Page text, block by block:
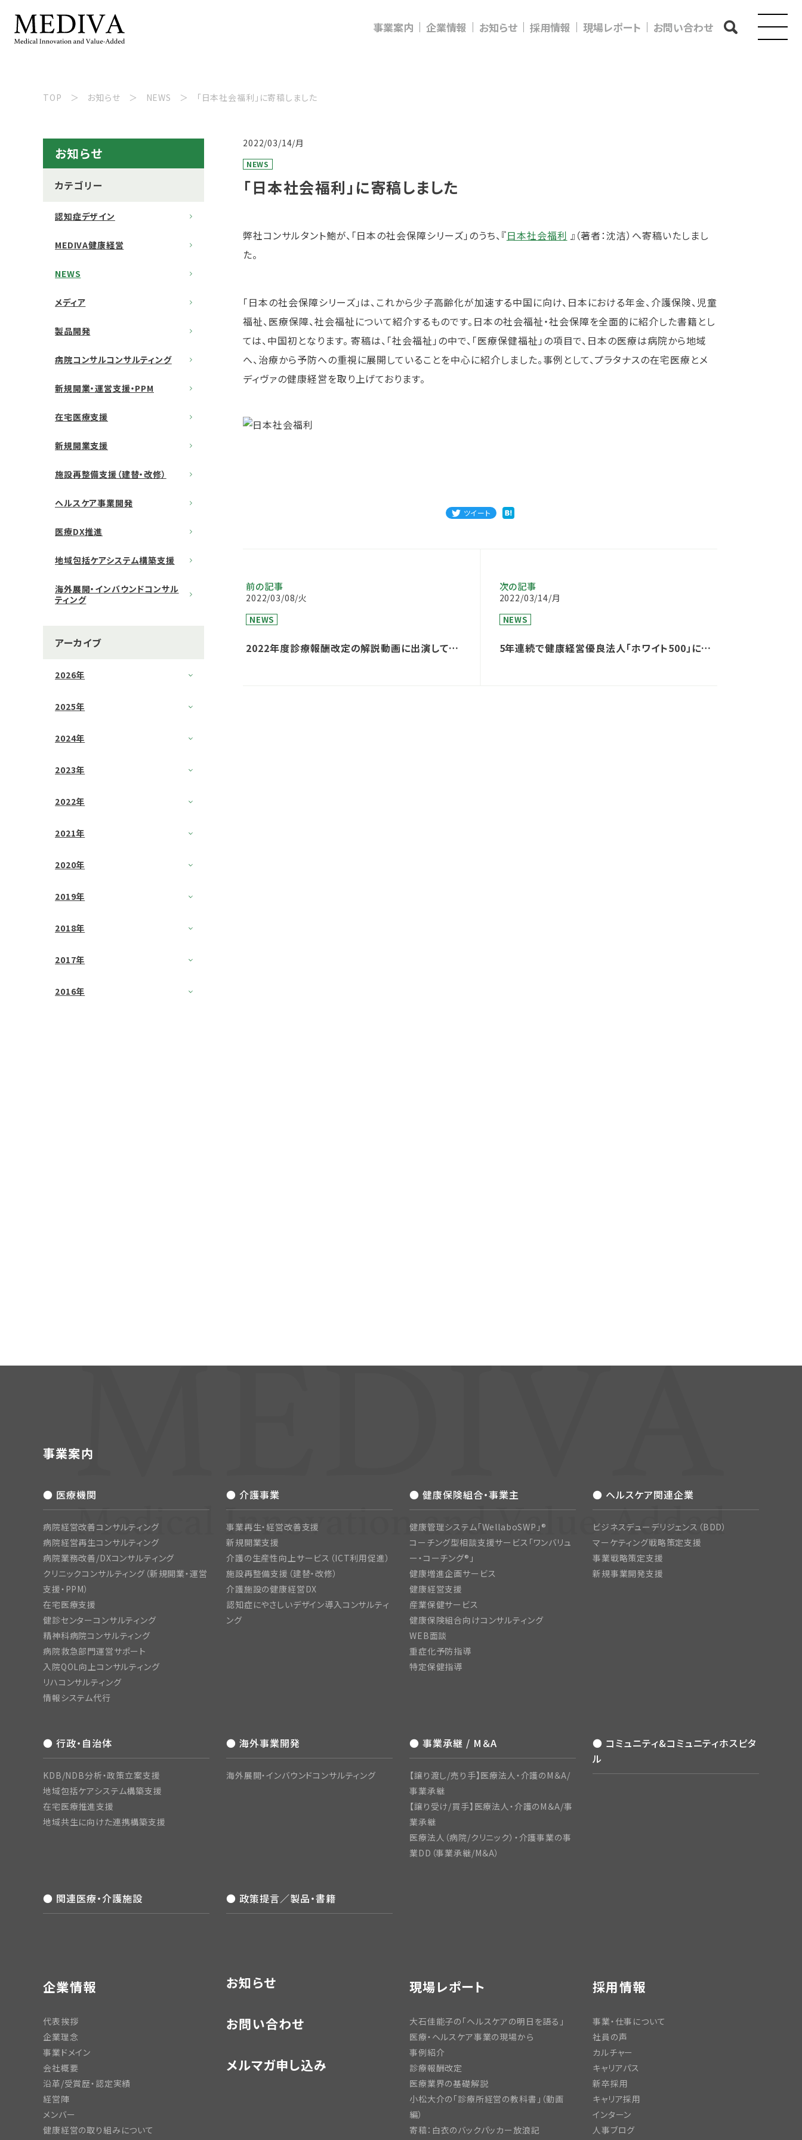
事業案内 企業情報 お知らせ 採用情報 現場レポート お問い合わせ
TOP お知らせ NEWS 「日本社会福利」に寄稿しました
お知らせ
カテゴリー
認知症デザイン
MEDIVA健康経営
NEWS
メディア
製品開発
病院コンサルコンサルティング
新規開業・運営支援・PPM
在宅医療支援
新規開業支援
施設再整備支援（建替・改修）
ヘルスケア事業開発
医療DX推進
地域包括ケアシステム構築支援
海外展開・インバウンドコンサル
ティング
アーカイブ
2026年
2025年
2024年
2023年
2022年
2021年
2020年
2019年
2018年
2017年
2016年
2022/03/14/月
NEWS
「日本社会福利」に寄稿しました
弊社コンサルタント鮑が、「日本の社会保障シリーズ」のうち、『日本社会福利 』（著者：沈洁）へ寄稿いたしまし
た。
「日本の社会保障シリーズ」は、これから少子高齢化が加速する中国に向け、日本における年金、介護保険、児童
福祉、医療保障、社会福祉について紹介するものです。日本の社会福祉・社会保障を全面的に紹介した書籍とし
ては、中国初となります。 寄稿は、「社会福祉」の中で、「医療保健福祉」の項目で、日本の医療は病院から地域
へ、治療から予防への重視に展開していることを中心に紹介しました。事例として、プラタナスの在宅医療とメ
ディヴァの健康経営を取り上げております。
ツイート
前の記事
2022/03/08/火
NEWS
2022年度診療報酬改定の解説動画に出演してい
次の記事
2022/03/14/月
NEWS
5年連続で健康経営優良法人「ホワイト500」に認
事業案内
● 医療機関
病院経営改善コンサルティング
病院経営再生コンサルティング
病院業務改善/DXコンサルティング
クリニックコンサルティング（新規開業・運営
支援・PPM）
在宅医療支援
健診センターコンサルティング
精神科病院コンサルティング
病院救急部門運営サポート
入院QOL向上コンサルティング
リハコンサルティング
情報システム代行
● 介護事業
事業再生・経営改善支援
新規開業支援
介護の生産性向上サービス（ICT利用促進）
施設再整備支援（建替・改修）
介護施設の健康経営DX
認知症にやさしいデザイン導入コンサルティ
ング
● 健康保険組合・事業主
健康管理システム「WellaboSWP」®
コーチング型相談支援サービス「ワンバリュ
ー・コーチング®」
健康増進企画サービス
健康経営支援
産業保健サービス
健康保険組合向けコンサルティング
WEB面談
重症化予防指導
特定保健指導
● ヘルスケア関連企業
ビジネスデューデリジェンス（BDD）
マーケティング戦略策定支援
事業戦略策定支援
新規事業開発支援
● 行政・自治体
KDB/NDB分析・政策立案支援
地域包括ケアシステム構築支援
在宅医療推進支援
地域共生に向けた連携構築支援
● 海外事業開発
海外展開・インバウンドコンサルティング
● 事業承継 / M＆A
【譲り渡し/売り手】医療法人・介護のM＆A/
事業承継
【譲り受け/買手】医療法人・介護のM＆A/事
業承継
医療法人（病院/クリニック）・介護事業の事
業DD（事業承継/M＆A）
● コミュニティ&コミュニティホスピタ
ル
● 関連医療・介護施設 ● 政策提言／製品・書籍
企業情報
代表挨拶
企業理念
事業ドメイン
会社概要
沿革/受賞歴・認定実績
経営陣
メンバー
健康経営の取り組みについて
お知らせ
お問い合わせ
メルマガ申し込み
現場レポート
大石佳能子の「ヘルスケアの明日を語る」
医療・ヘルスケア事業の現場から
事例紹介
診療報酬改定
医療業界の基礎解説
小松大介の「診療所経営の教科書」（動画
編）
寄稿：白衣のバックパッカー放浪記
採用情報
事業・仕事について
社員の声
カルチャー
キャリアパス
新卒採用
キャリア採用
インターン
人事ブログ